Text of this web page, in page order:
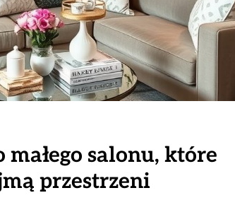
salonu, które
przestrzeni